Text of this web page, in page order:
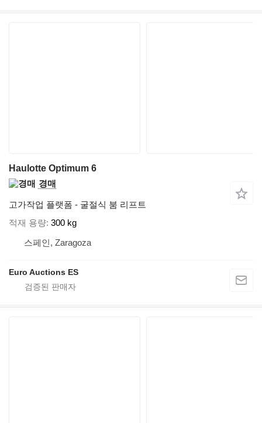
Haulotte Optimum 6
경매
고가작업 플랫폼 - 굴절식 붐 리프트
적재 용량 300 kg
스페인, Zaragoza
Euro Auctions ES